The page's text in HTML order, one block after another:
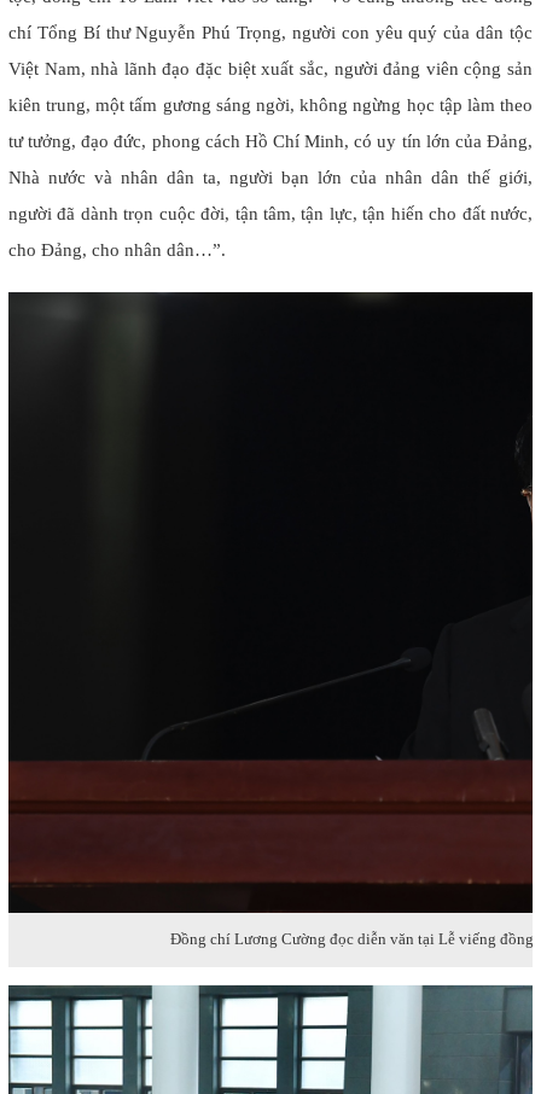
chí Tổng Bí thư Nguyễn Phú Trọng, người con yêu quý của dân tộc
Việt Nam, nhà lãnh đạo đặc biệt xuất sắc, người đảng viên cộng sản
kiên trung, một tấm gương sáng ngời, không ngừng học tập làm theo
tư tưởng, đạo đức, phong cách Hồ Chí Minh, có uy tín lớn của Đảng,
Nhà nước và nhân dân ta, người bạn lớn của nhân dân thế giới,
người đã dành trọn cuộc đời, tận tâm, tận lực, tận hiến cho đất nước,
cho Đảng, cho nhân dân…”.
Đồng chí Lương Cường đọc diễn văn tại Lễ viếng